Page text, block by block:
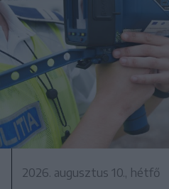
2026. augusztus 10., hétfő